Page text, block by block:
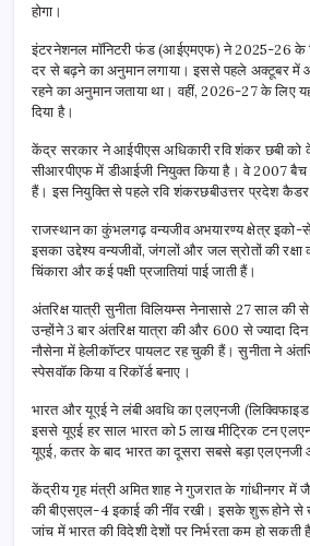
होगा।
इंटरनेशनल मॉनिटरी फंड (आईएमएफ) ने 2025-26 के
दर से बढ़ने का अनुमान लगाया। इससे पहले अक्टूबर
रहने का अनुमान जताया था। वहीं, 2026-27 के लिए
दिया है।
केंद्र सरकार ने आईपीएस अधिकारी रवि शंकर छबी को
सीआरपीएफ में डीआईजी नियुक्त किया है। वे 2007
हैं। इस नियुक्ति से पहले रवि शंकरछबीउत्तर प्रदेश
राजस्थान का कुंभलगढ़ वन्यजीव अभयारण्य क्षेत्र इको-
इसका उद्देश्य वन्यजीवों, जंगलों और जल स्रोतों की
चिंकारा और कई पक्षी प्रजातियां पाई जाती हैं।
अंतरिक्ष यात्री सुनीता विलियम्स नेनासासे 27 साल की
उन्होंने 3 बार अंतरिक्ष यात्रा की और 600 से ज्यादा
नौसेना में हेलीकॉप्टर पायलट रह चुकी हैं। सुनीता ने
स्पेसवॉक किया व रिकॉर्ड बनाए।
भारत और यूएई ने लंबी अवधि का एलएनजी
इससे यूएई हर साल भारत को 5 लाख मीट्रिक टन
यूएई, कतर के बाद भारत का दूसरा सबसे बड़ा एलएनजी
केंद्रीय गृह मंत्री अमित शाह ने गुजरात के गांधीनगर में
की बीएसएल-4 इकाई की नींव रखी। इसके शुरू होने से
जांच में भारत की विदेशी देशों पर निर्भरता कम हो सकती